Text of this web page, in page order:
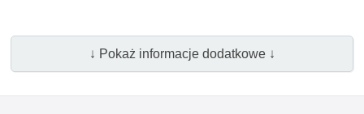
↓ Pokaż informacje dodatkowe ↓